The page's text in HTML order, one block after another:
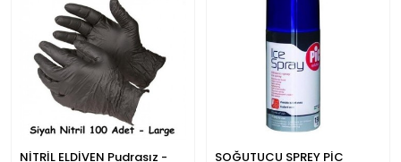
NİTRİL ELDİVEN Pudrasız -
SOĞUTUCU SPREY PİC